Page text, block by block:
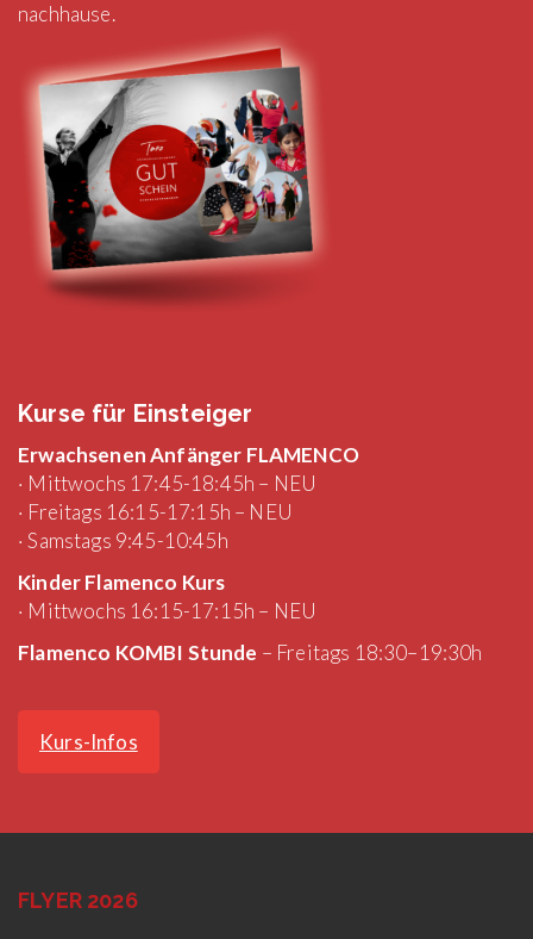
nachhause.
Kurse für Einsteiger
Erwachsenen Anfänger FLAMENCO
· Mittwochs 17:45-18:45h – NEU
· Freitags 16:15-17:15h – NEU
· Samstags 9:45-10:45h
Kinder Flamenco Kurs
· Mittwochs 16:15-17:15h – NEU
Flamenco KOMBI Stunde – Freitags 18:30–19:30h
Kurs-Infos
FLYER 2026